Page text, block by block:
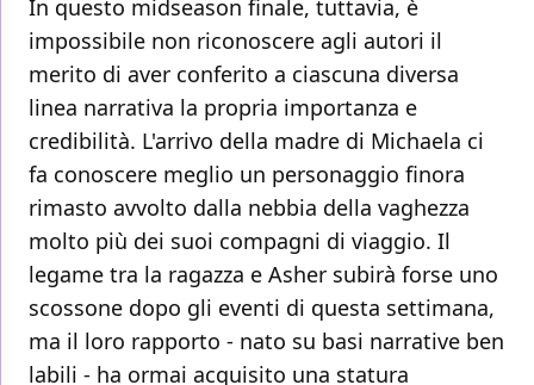
In questo midseason finale, tuttavia, è
impossibile non riconoscere agli autori il
merito di aver conferito a ciascuna diversa
linea narrativa la propria importanza e
credibilità. L'arrivo della madre di Michaela ci
fa conoscere meglio un personaggio finora
rimasto avvolto dalla nebbia della vaghezza
molto più dei suoi compagni di viaggio. Il
legame tra la ragazza e Asher subirà forse uno
scossone dopo gli eventi di questa settimana,
ma il loro rapporto - nato su basi narrative ben
labili - ha ormai acquisito una statura